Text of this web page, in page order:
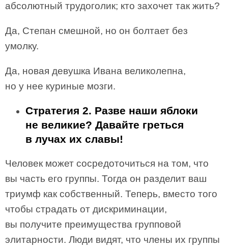
абсолютный трудоголик; кто захочет так жить?
Да, Степан смешной, но он болтает без
умолку.
Да, новая девушка Ивана великолепна,
но у нее куриные мозги.
Стратегия 2. Разве наши яблоки
не великие? Давайте греться
в лучах их славы!
Человек может сосредоточиться на том, что
вы часть его группы. Тогда он разделит ваш
триумф как собственный. Теперь, вместо того
чтобы страдать от дискриминации,
вы получите преимущества групповой
элитарности. Люди видят, что члены их группы